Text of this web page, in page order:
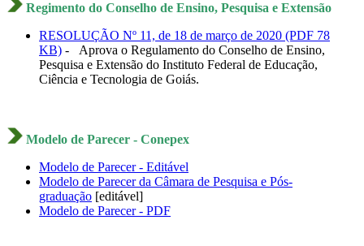
Regimento do Conselho de Ensino, Pesquisa e Extensão
RESOLUÇÃO Nº 11, de 18 de março de 2020 (PDF 78
KB) - Aprova o Regulamento do Conselho de Ensino,
Pesquisa e Extensão do Instituto Federal de Educação,
Ciência e Tecnologia de Goiás.
Modelo de Parecer - Conepex
Modelo de Parecer - Editável
Modelo de Parecer da Câmara de Pesquisa e Pós-
graduação [editável]
Modelo de Parecer - PDF